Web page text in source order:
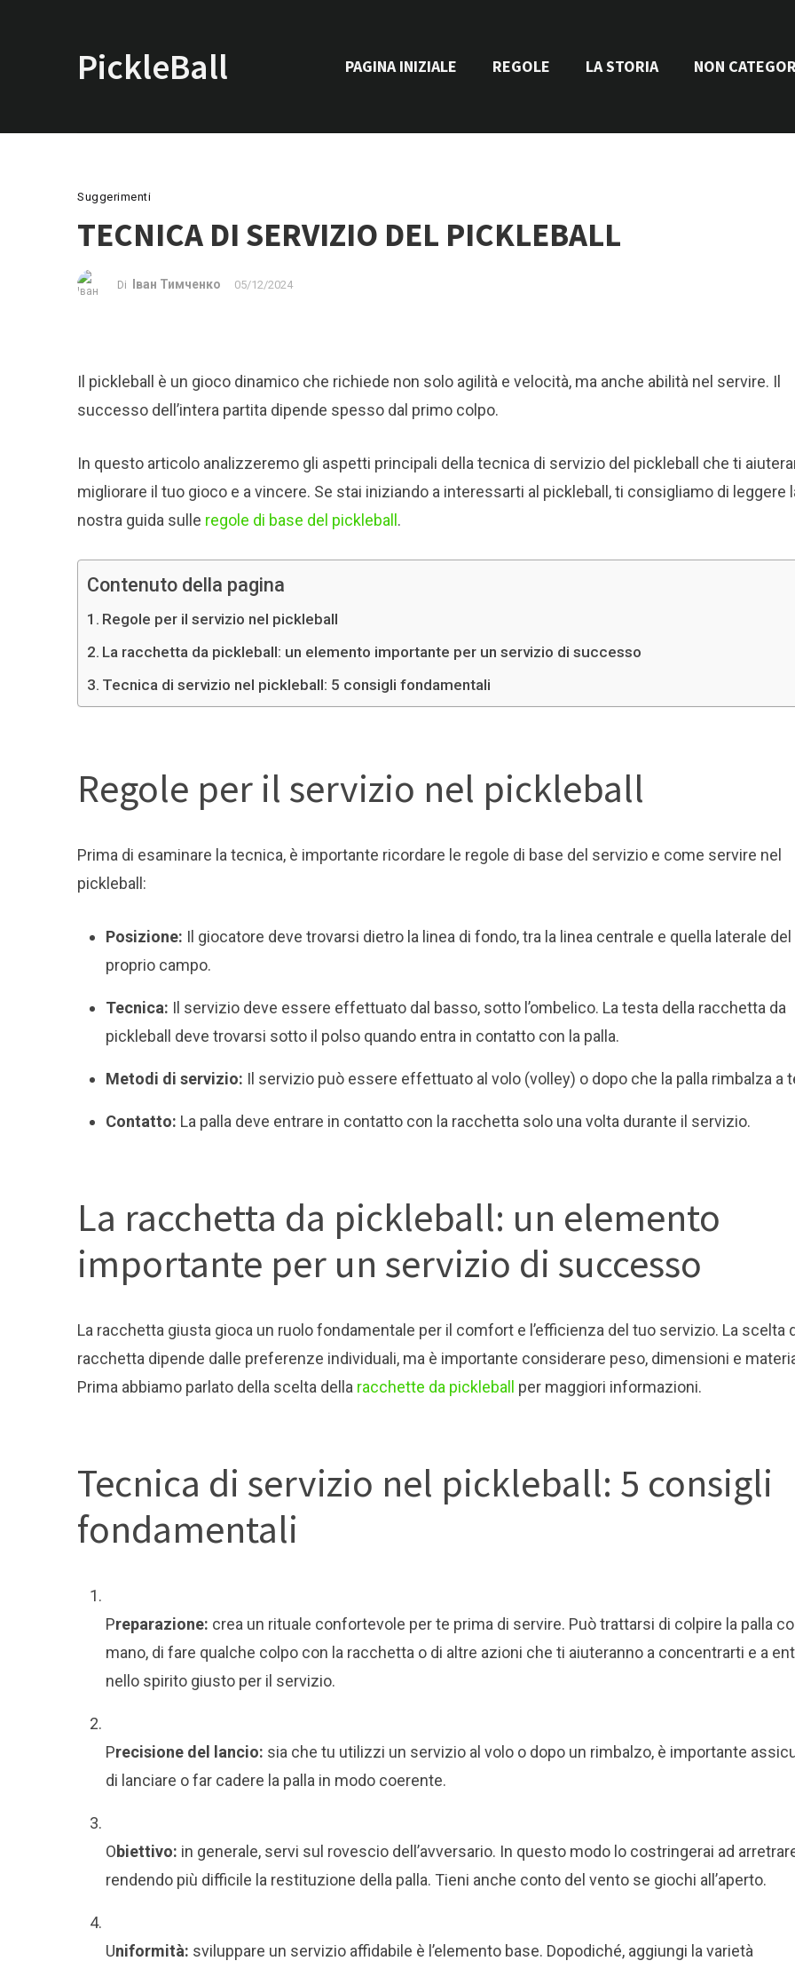
PickleBall.info PAGINA INIZIALE REGOLE LA STORIA NON
Suggerimenti
TECNICA DI SERVIZIO DEL PICKLEBALL
Di Іван Тимченко 05/12/2024
Il pickleball è un gioco dinamico che richiede non solo agilità e velocità, ma anche abilità nel servire. Il
successo dell’intera partita dipende spesso dal primo colpo.
In questo articolo analizzeremo gli aspetti principali della tecnica di servizio del pickleball che ti
migliorare il tuo gioco e a vincere. Se stai iniziando a interessarti al pickleball, ti consigliamo di leggere
nostra guida sulle regole di base del pickleball .
Contenuto della pagina
Regole per il servizio nel pickleball
La racchetta da pickleball: un elemento importante per un servizio di successo
Tecnica di servizio nel pickleball: 5 consigli fondamentali
Regole per il servizio nel pickleball
Prima di esaminare la tecnica, è importante ricordare le regole di base del servizio e come servire nel
pickleball:
Posizione: Il giocatore deve trovarsi dietro la linea di fondo, tra la linea centrale e quella laterale del
proprio campo.
Tecnica: Il servizio deve essere effettuato dal basso, sotto l’ombelico. La testa della racchetta da
pickleball deve trovarsi sotto il polso quando entra in contatto con la palla.
Metodi di servizio: Il servizio può essere effettuato al volo (volley) o dopo che la palla rimbalza a
Contatto: La palla deve entrare in contatto con la racchetta solo una volta durante il servizio.
La racchetta da pickleball: un elemento
importante per un servizio di successo
La racchetta giusta gioca un ruolo fondamentale per il comfort e l’efficienza del tuo servizio. La scelta
racchetta dipende dalle preferenze individuali, ma è importante considerare peso, dimensioni e
Prima abbiamo parlato della scelta della racchette da pickleball per maggiori informazioni.
Tecnica di servizio nel pickleball: 5 consigli
fondamentali
Preparazione: crea un rituale confortevole per te prima di servire. Può trattarsi di colpire la palla
mano, di fare qualche colpo con la racchetta o di altre azioni che ti aiuteranno a concentrarti e a
nello spirito giusto per il servizio.
Precisione del lancio: sia che tu utilizzi un servizio al volo o dopo un rimbalzo, è importante
di lanciare o far cadere la palla in modo coerente.
Obiettivo: in generale, servi sul rovescio dell’avversario. In questo modo lo costringerai ad
rendendo più difficile la restituzione della palla. Tieni anche conto del vento se giochi all’aperto.
Uniformità: sviluppare un servizio affidabile è l’elemento base. Dopodiché, aggiungi la varietà